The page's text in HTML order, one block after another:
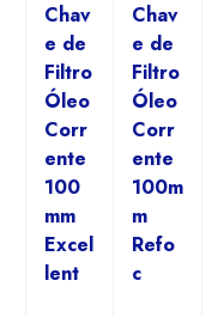
Chav
e de
Filtro
Óleo
Corr
ente
100
mm
Excel
lent
Chav
e de
Filtro
Óleo
Corr
ente
100m
m
Refo
c